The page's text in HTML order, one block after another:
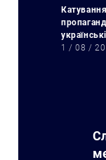
1 / 08 /